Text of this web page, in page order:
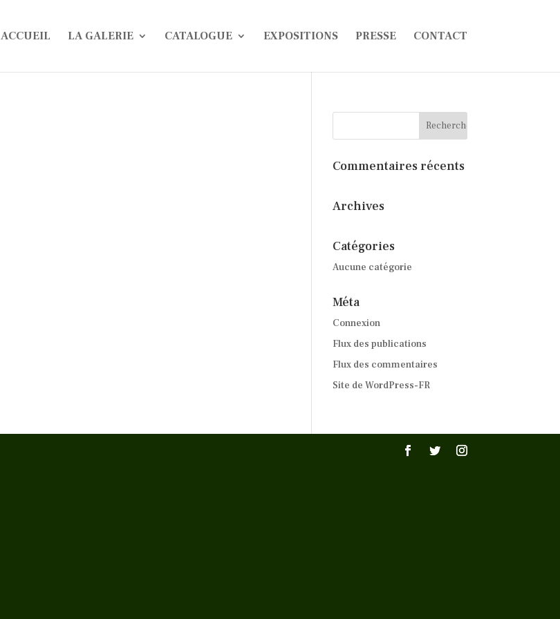
ACCUEIL LA GALERIE CATALOGUE EXPOSITIONS PRESSE CONTACT
Commentaires récents
Archives
Catégories
Aucune catégorie
Méta
Connexion
Flux des publications
Flux des commentaires
Site de WordPress-FR